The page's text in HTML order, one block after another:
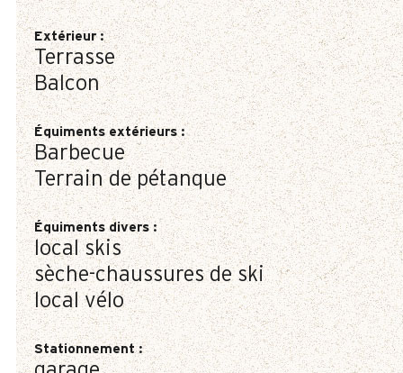
Extérieur :
Terrasse
Balcon
Équiments extérieurs:
Barbecue
Terrain de pétanque
Équiments divers:
local skis
sèche-chaussures de ski
local vélo
Stationnement: